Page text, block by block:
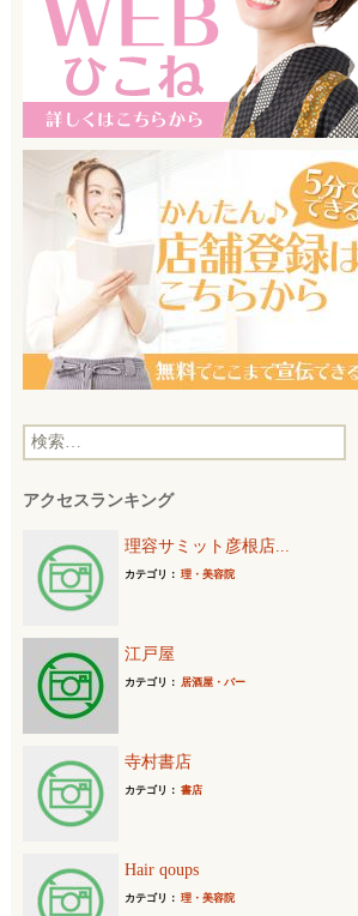
検
:アクセスランキング
理容サミット彦根店...
カテゴリ： 理・美容院
江戸屋
カテゴリ： 居酒屋・バー
寺村書店
カテゴリ： 書店
Hair qoups
カテゴリ： 理・美容院